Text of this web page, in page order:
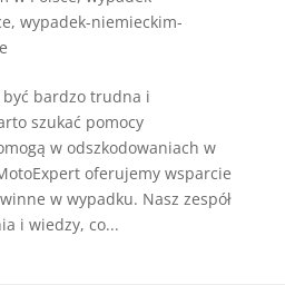
, wypadek-niemieckim-
bardzo trudna i
szukać pomocy
w odszkodowaniach w
oferujemy wsparcie
w wypadku. Nasz zespół
i wiedzy, co...